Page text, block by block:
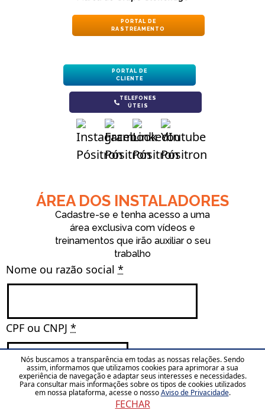
PORTAL DE
RASTREAMENTO
PORTAL DE
CLIENTE
TELEFONES
ÚTEIS
ÁREA DOS INSTALADORES
Cadastre-se e tenha acesso a uma
área exclusiva com vídeos e
treinamentos que irão auxiliar o seu
trabalho
Nome ou razão social *
CPF ou CNPJ *
Telefone (opcional)
Nós buscamos a transparência em todas as nossas relações. Sendo
assim, informamos que utilizamos cookies para aprimorar a sua
experiência de navegação e adaptar seus interesses e necessidades.
Para consultar mais informações sobre os tipos de cookies utilizados
em nossa plataforma, acesse o nossoAviso de Privacidade.
FECHAR